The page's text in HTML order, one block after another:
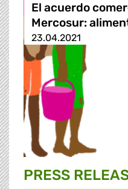
El acuerdo
Mercosur:
23.04.2021
PRESS